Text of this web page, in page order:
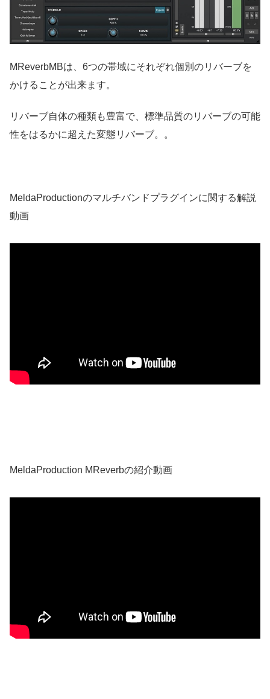
MReverbMBは、6つの帯域にそれぞれ個別のリバーブを
かけることが出来ます。
リバーブ自体の種類も豊富で、標準品質のリバーブの可能
性をはるかに超えた変態リバーブ。。
MeldaProductionのマルチバンドプラグインに関する解説
動画
MeldaProduction MReverbの紹介動画